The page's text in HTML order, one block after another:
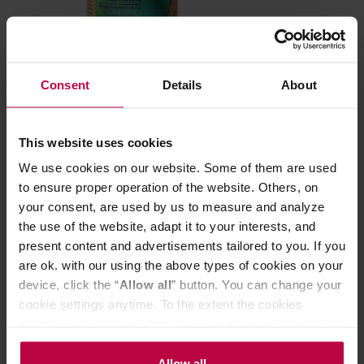
Consent Details About
This website uses cookies
We use cookies on our website. Some of them are used
to ensure proper operation of the website. Others, on
your consent, are used by us to measure and analyze
the use of the website, adapt it to your interests, and
present content and advertisements tailored to you. If you
are ok. with our using the above types of cookies on your
device, click the “Allow all” button. You can change your
cookie settings anytime. To the extent the cookies
the controller’s (namely, ALL GOOD S.A., ul.
Na Zdrowie 50 g
23,00 zł
uzupełniające